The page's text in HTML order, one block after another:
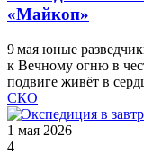
«Майкоп»
9 мая юные
к Вечному огню в
подвиге живёт в
СКО
1 мая 2026
4